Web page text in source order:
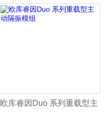
合像增强模块
欧库睿因Duo 系列重载型主